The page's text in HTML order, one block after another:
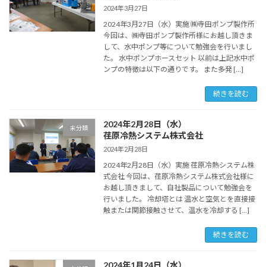
2024年3月27日
2024年3月27日（水）実施 ㈱寺田ポンプ製作所
今回は、㈱寺田ポンプ製作所様にお越し頂きま
して、水中ポンプ等について勉強会を行いまし
た。 水中ポンプホースセット 以前は上記水中ポ
ンプの特徴は以下の通りです。 また多発 […]
続きを読む
未分類
2024年2月28日（水）
荏原冷熱システム株式会社
2024年2月28日
2024年2月28日（水）実施 荏原冷熱システム株
式会社 今回は、荏原冷熱システム株式会社様に
お越し頂きまして、自社製品について勉強会を
行いました。 冷却塔とは 温水と空気とを直接接
触または関節接触させて、温水を冷却する […]
続きを読む
2024年1月24日（水）